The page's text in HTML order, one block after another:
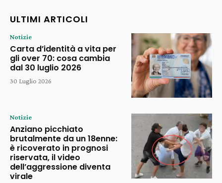
ULTIMI ARTICOLI
Notizie
Carta d’identità a vita per
gli over 70: cosa cambia
dal 30 luglio 2026
30 Luglio 2026
Notizie
Anziano picchiato
brutalmente da un 18enne:
è ricoverato in prognosi
riservata, il video
dell’aggressione diventa
virale